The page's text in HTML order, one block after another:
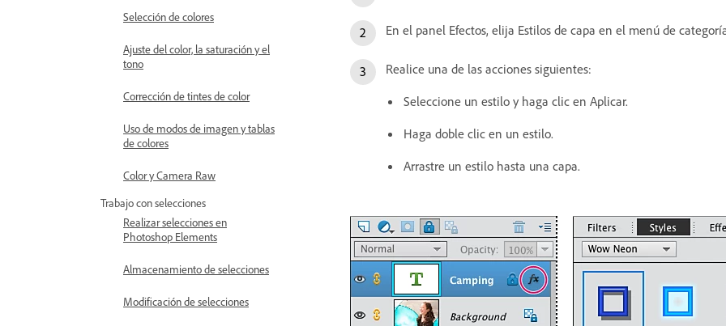
Selección de colores
Ajuste del color, la saturación y el
tono
Corrección de tintes de color
Uso de modos de imagen y tablas
de colores
Color y Camera Raw
Trabajo con selecciones
Realizar selecciones en
Photoshop Elements
Almacenamiento de selecciones
Modificación de selecciones
En el panel Efectos, elija Estilos de capa en el menú de
Realice una de las acciones siguientes:
Seleccione un estilo y haga clic en Aplicar.
Haga doble clic en un estilo.
Arrastre un estilo hasta una capa.